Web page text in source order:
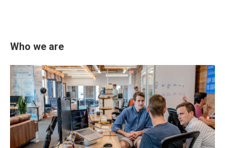
Who we are